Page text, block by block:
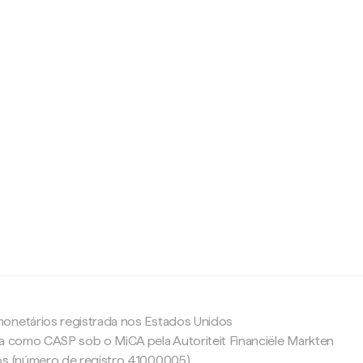
registrada nos Estados Unidos
como CASP sob o MiCA pela Autoriteit Financiële Markten